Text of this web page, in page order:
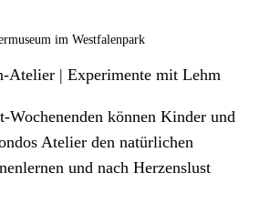
im Westfalenpark
Atelier | Experimente mit Lehm
Wochenenden können Kinder und
Atelier den natürlichen
und nach Herzenslust